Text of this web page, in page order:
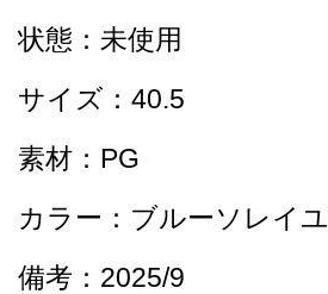
状態：未使用
サイズ：40.5
素材：PG
カラー：ブルーソレイユ
備考：2025/9